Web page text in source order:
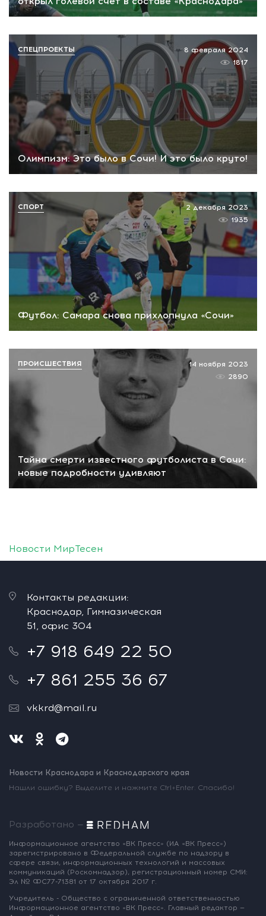
Олимпизм: Это было в Сочи! И это было круто!
8 февраля 2024
1817
СПЕЦПРОЕКТЫ
Футбол: Самара снова прихлопнула «Сочи»
2 декабря 2023
1935
СПОРТ
Тайна смерти известного футболиста в Сочи:
новые подробности удивляют
14 ноября 2023
2890
ПРОИСШЕСТВИЯ
Новости МирТесен
Контакты редакции:
Краснодар, Гимназическая
51, офис 304
+7 918 649 22 50
+7 861 255 36 67
vkkrd@mail.ru
Новости Краснодара и Краснодарского края
Нашли ошибку? Выделите и нажмите Ctrl+Enter. Спасибо!
Разработано —
Информационное агентство «ВК Пресс» (ИА «ВК Пресс»)
зарегистрировано в Федеральной службе по надзору в
сфере связи, информационных технологий и массовых
коммуникаций (Роскомнадзор), регистрационный номер СМИ:
Эл № ФС77-71381 от 17 октября 2017 г.
Учредитель - Общество с ограниченной ответственностью
Информационное агентство «ВК Пресс».
Главный редактор —